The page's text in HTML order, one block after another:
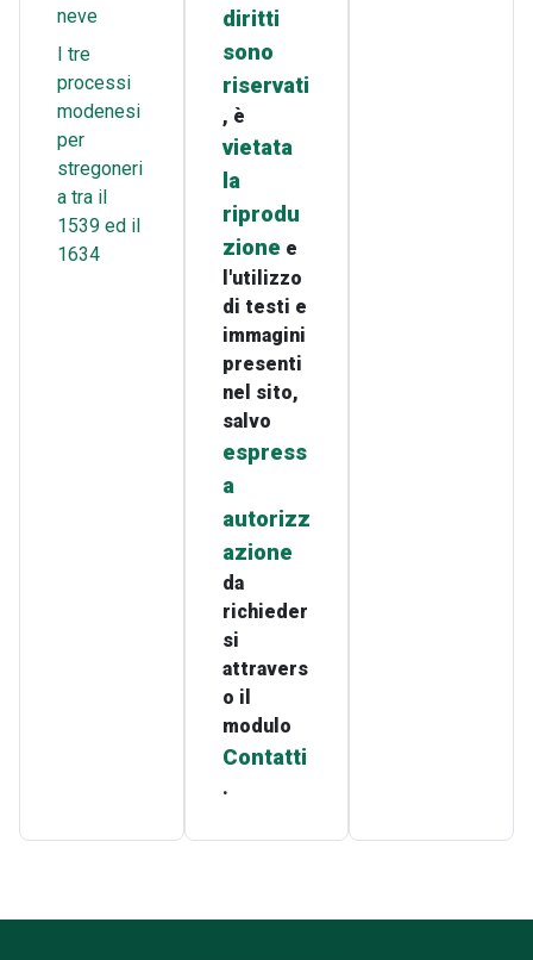
neve
I tre
processi
modenesi
per
stregoneri
a tra il
1539 ed il
1634
diritti
sono
riservati
, è
vietata
la
riprodu
zione e
l'utilizzo
di testi e
immagini
presenti
nel sito,
salvo
espress
a
autorizz
azione
da
richieder
si
attravers
o il
modulo
Contatti
.